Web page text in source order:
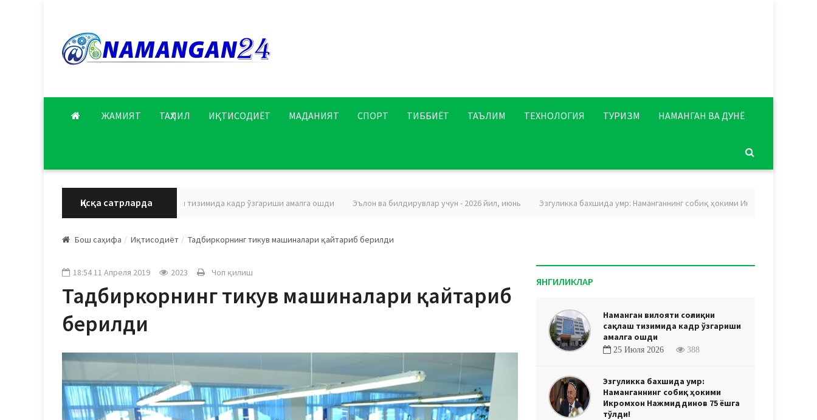
ЖАМИЯТ ТАҲЛИЛ ИҚТИСОДИЁТ МАДАНИЯТ СПОРТ ТИББИЁТ ТАЪЛИМ ТЕХНОЛОГИЯ ТУРИЗМ НАМАНГАН ВА ДУНЁ
Қисқа сатрларда
Наманган вилояти соғлиқни сақлаш тизимида кадр ўзгариши амалга ошди Эълон ва билдирувлар учун - 2026 йил, июнь Эзгуликка бахшида умр: Наманганнинг собиқ ҳокими Икромхон Нажмиддинов
Бош саҳифа Иқтисодиёт Тадбиркорнинг тикув машиналари қайтариб берилди
18:54 11 Апреля 2019 2023 Чоп қилиш
Тадбиркорнинг тикув машиналари қайтариб
берилди
ЯНГИЛИКЛАР
Наманган вилояти соғлиқни
сақлаш тизимида кадр ўзгариши
амалга ошди
25 Июля 2026 388
Эзгуликка бахшида умр:
Наманганнинг собиқ ҳокими
Икромхон Нажмиддинов 75 ёшга
тўлди!